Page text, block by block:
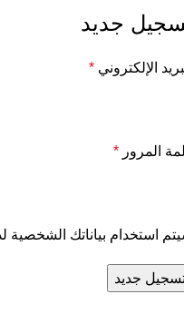
جديد
الإلكتروني *
المرور *
استخدام بياناتك
جديد